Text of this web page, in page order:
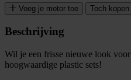
Voeg je motor toe Toch kopen
Beschrijving
Wil je een frisse nieuwe look
hoogwaardige plastic sets!